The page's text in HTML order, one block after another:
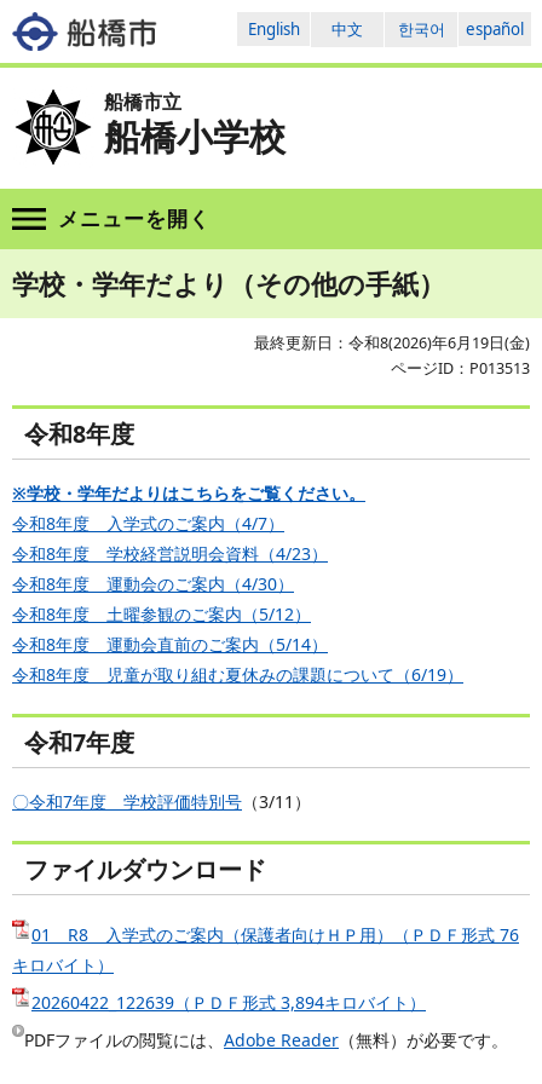
English 中文 한국어 español
船橋市立
船橋小学校
メニューを開く
学校・学年だより（その他の手紙）
最終更新日：令和8(2026)年6月19日(金)
ページID：P013513
令和8年度
※学校・学年だよりはこちらをご覧ください。
令和8年度 入学式のご案内（4/7）
令和8年度 学校経営説明会資料（4/23）
令和8年度 運動会のご案内（4/30）
令和8年度 土曜参観のご案内（5/12）
令和8年度 運動会直前のご案内（5/14）
令和8年度 児童が取り組む夏休みの課題について（6/19）
令和7年度
〇令和7年度 学校評価特別号 （3/11）
ファイルダウンロード
01 R8 入学式のご案内（保護者向けＨＰ用）（ＰＤＦ形式 76
キロバイト）
20260422_122639（ＰＤＦ形式 3,894キロバイト）
PDFファイルの閲覧には、 Adobe Reader （無料）が必要です。